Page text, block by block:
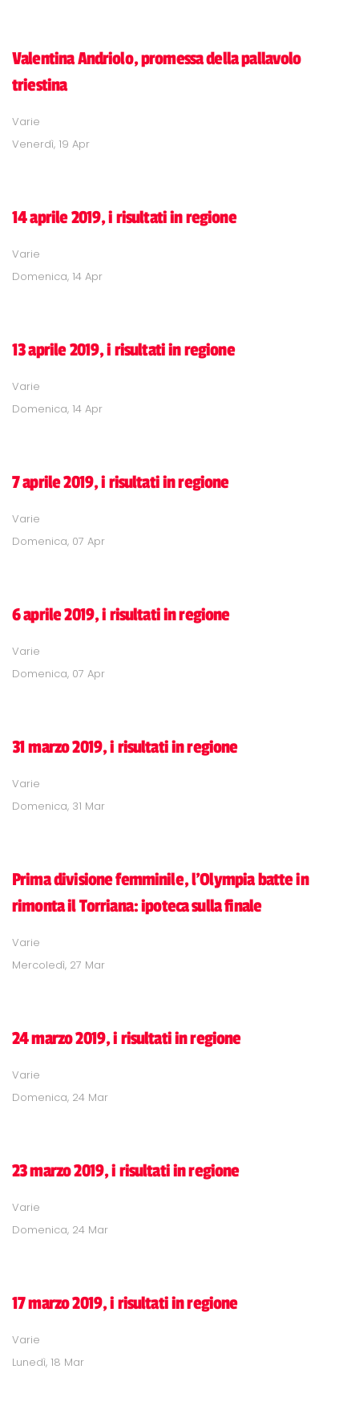
Valentina Andriolo, promessa della pallavolo
triestina
Varie
Venerdì, 19 Apr
14 aprile 2019, i risultati in regione
Varie
Domenica, 14 Apr
13 aprile 2019, i risultati in regione
Varie
Domenica, 14 Apr
7 aprile 2019, i risultati in regione
Varie
Domenica, 07 Apr
6 aprile 2019, i risultati in regione
Varie
Domenica, 07 Apr
31 marzo 2019, i risultati in regione
Varie
Domenica, 31 Mar
Prima divisione femminile, l'Olympia batte in
rimonta il Torriana: ipoteca sulla finale
Varie
Mercoledì, 27 Mar
24 marzo 2019, i risultati in regione
Varie
Domenica, 24 Mar
23 marzo 2019, i risultati in regione
Varie
Domenica, 24 Mar
17 marzo 2019, i risultati in regione
Varie
Lunedì, 18 Mar